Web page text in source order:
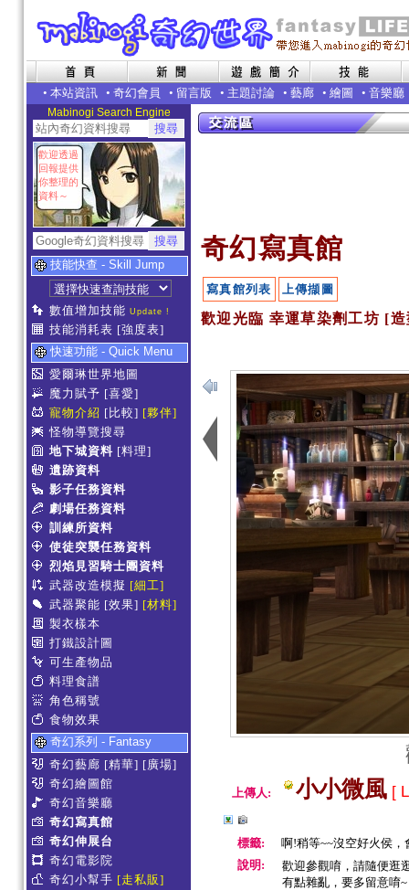
• 本站資訊 • 奇幻會員 • 留言版 • 主題討論 • 藝廊 • 繪圖 • 音樂廳
Mabinogi Search Engine
歡迎透過
回報提供
你整理的
資料～
技能快查 - Skill Jump
數值增加技能 Update !
技能消耗表 [強度表]
快速功能 - Quick Menu
愛爾琳世界地圖
魔力賦予 [喜愛]
寵物介紹 [比較] [夥伴]
怪物導覽搜尋
地下城資料 [料理]
遺跡資料
影子任務資料
劇場任務資料
訓練所資料
使徒突襲任務資料
烈焰見習騎士團資料
武器改造模擬 [細工]
武器聚能 [效果] [材料]
製衣樣本
打鐵設計圖
可生產物品
料理食譜
角色稱號
食物效果
奇幻系列 - Fantasy
奇幻藝廊 [精華] [廣場]
奇幻繪圖館
奇幻音樂廳
奇幻寫真館
奇幻伸展台
奇幻電影院
奇幻小幫手 [走私販]
奇幻寫真館
寫真館列表 上傳擷圖
歡迎光臨 幸運草染劑工坊 [
上傳人: 小小微風 [
標籤:
啊!稍等~~沒空好火侯，
說明:
歡迎參觀唷，請隨便逛
有點雜亂，要多留意唷~